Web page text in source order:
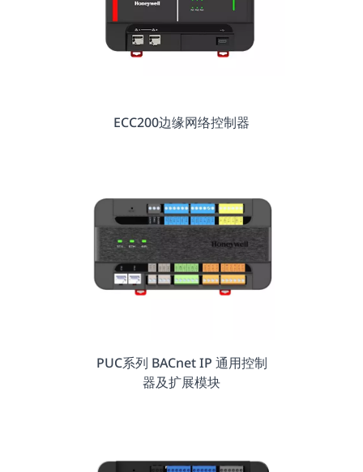
ECC200边缘网络控制器
PUC系列 BACnet IP 通用控制
器及扩展模块